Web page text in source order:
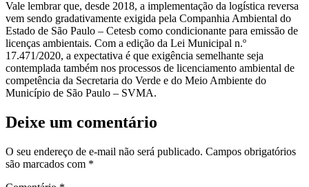
Vale lembrar que, desde 2018, a implementação da logística reversa
vem sendo gradativamente exigida pela Companhia Ambiental do
Estado de São Paulo – Cetesb como condicionante para emissão de
licenças ambientais. Com a edição da Lei Municipal n.º
17.471/2020, a expectativa é que exigência semelhante seja
contemplada também nos processos de licenciamento ambiental de
competência da Secretaria do Verde e do Meio Ambiente do
Município de São Paulo – SVMA.
Deixe um comentário
O seu endereço de e-mail não será publicado. Campos obrigatórios
são marcados com *